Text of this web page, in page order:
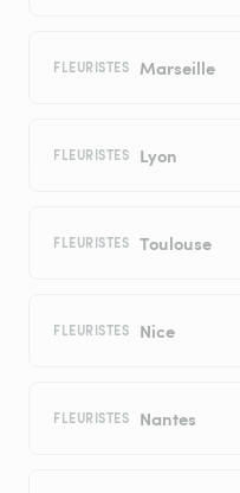
FLEURISTES Marseille
FLEURISTES Lyon
FLEURISTES Toulouse
FLEURISTES Nice
FLEURISTES Nantes